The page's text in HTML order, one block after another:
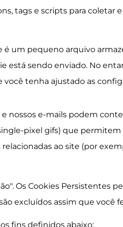
tags e scripts para coletar
é um pequeno arquivo
está sendo enviado. No
tenha ajustado as
e nossos e-mails podem
pixel gifs) que
ao site (por
Os Cookies
excluídos assim que você
fins definidos abaixo: